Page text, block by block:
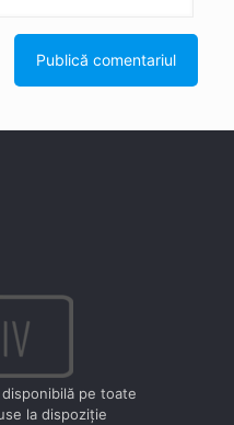
pe toate
la dispoziţie